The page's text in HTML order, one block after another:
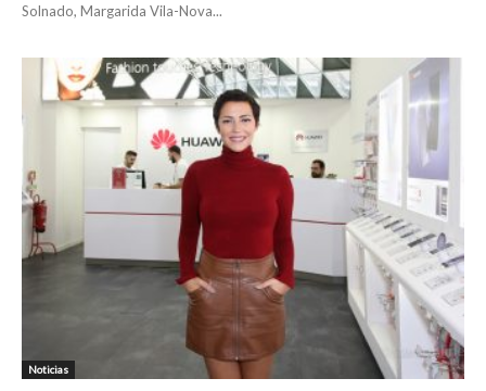
Solnado, Margarida Vila-Nova...
Noticias